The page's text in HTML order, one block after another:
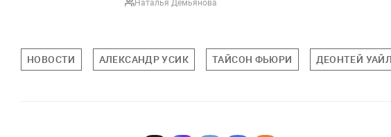
НОВОСТИ АЛЕКСАНДР УСИК ТАЙСОН ФЬЮРИ ДЕОНТЕЙ